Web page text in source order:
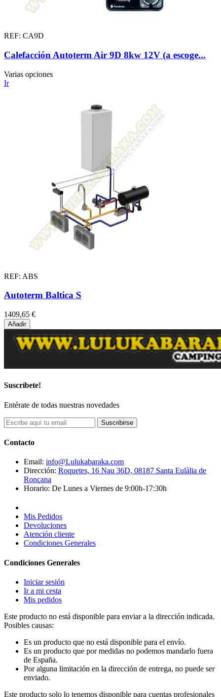
REF: CA9D
Calefacción Autoterm Air 9D 8kw 12V (a escoge...
Varias opciones
Ir
REF: ABS
Autoterm Baltica S
1409,65 €
Añadir
Suscríbete!
Entérate de todas nuestras novedades
Suscribirse
Contacto
Email: info@Lulukabaraka.com
Dirección: Roquetes, 16 Nau 36D, 08187 Santa Eulàlia de
Ronçana
Horario: De Lunes a Viernes de 9:00h-17:30h
Mis Pedidos
Devoluciones
Atención cliente
Condiciones Generales
Condiciones Generales
Iniciar sesión
Ir a mi cesta
Mis pedidos
Este producto no está disponible para enviar a la dirección indicada.
Posibles causas:
Es un producto que no está disponible para el envío.
Es un producto que por medidas no podemos mandarlo fuera
de España.
Por alguna limitación en la dirección de entrega, no puede ser
enviado.
Este producto solo lo tenemos disponible para cuentas profesionales